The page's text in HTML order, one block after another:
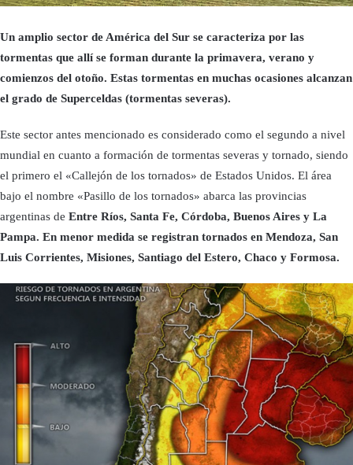
Un amplio sector de América del Sur se caracteriza por las
tormentas que allí se forman durante la primavera, verano y
comienzos del otoño. Estas tormentas en muchas ocasiones alcanzan
el grado de Superceldas (tormentas severas).
Este sector antes mencionado es considerado como el segundo a nivel
mundial en cuanto a formación de tormentas severas y tornado, siendo
el primero el «Callejón de los tornados» de Estados Unidos. El área
bajo el nombre «Pasillo de los tornados» abarca las provincias
argentinas de Entre Ríos, Santa Fe, Córdoba, Buenos Aires y La
Pampa. En menor medida se registran tornados en Mendoza, San
Luis Corrientes, Misiones, Santiago del Estero, Chaco y Formosa.